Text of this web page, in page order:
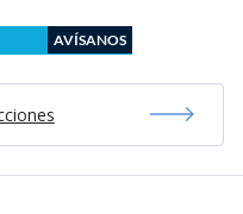
AVÍSANOS